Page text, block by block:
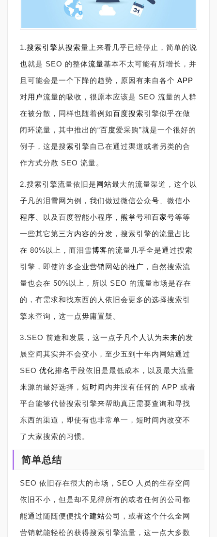
1.搜索引擎 从搜索量上来看几乎已经停止，简单的说
也就是 SEO 的整体流量基本不太可能有所增长，并
且可能会是一个下降的趋势，原因有来自各个 APP
对用户流量的吸收，很原本应该是 SEO 流量的人群
在被分散，同样也随着例如百度搜索引擎似乎在做
闭环流量，其中推出的“百度爱采购”就是一个很好的
例子，这是搜索引 擎自己在通过渠道或者另类的合
作方式分散 SEO 流量。
2.搜索引擎流量依旧是网站最大的流量渠道，这个以
子凡的泪雪网为例，我们做过微信公众号 、微信小
程序 、以及百度智能小程序， 熊掌号和百家号等等
一些其它第三方内容的分发，搜索引擎的流量占比
在 80%以上，而泪雪博客的流量几乎全是通过搜索
引擎，即使许多企业营销网站的推广 ，自然搜索流
量也会在 50%以上，所以 SEO 的流量市场是存在
的，有需求和找东西的人依旧会更多的选择搜索引
擎来查询，这一点毋庸置疑。
3.SEO 前途和发展，这一点子凡个人 认为未来的发
展空间其实并不会变小，至少五到十年内网站通过
SEO 优化排名手段依旧是最低成本，以及最大流量
来源的最好选择，短时间内并没有任何的 APP 或者
平台能够代替搜索引擎来帮助真正需要查询和寻找
东西的渠道，即使有也非常单一，短时间内改变不
了大家搜索的习惯。
简单总结
SEO 依旧存在很大的市场，SEO 人员的生存空间
依旧不小，但是却不见得所有的或者任何的公司都
能通过随随便便找个建站公司，或者这个什么全网
营销就能轻松的获得搜索引擎流量，这一点大多数